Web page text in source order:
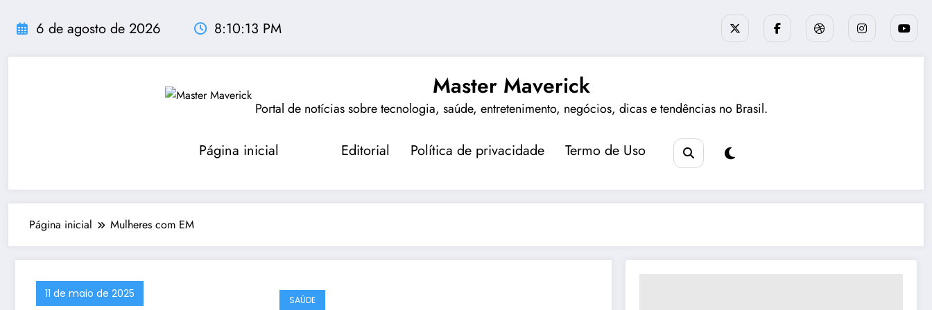
para
conteúdo
6 de agosto de 2026 8:10:14 PM
Master Maverick
Portal de notícias sobre tecnologia, saúde, entretenimento, negócios, dicas e tendências no Brasil.
Página inicial Editorial Política de privacidade Termo de Uso
Página inicial Mulheres com EM
11 de maio de 2025 SAÚDE